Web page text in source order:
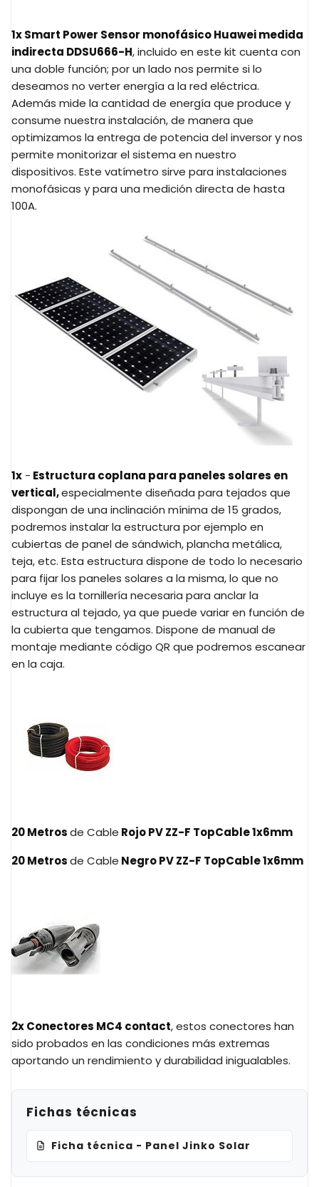
1x Smart Power Sensor monofásico Huawei medida
indirecta DDSU666-H, incluido en este kit cuenta con
una doble función; por un lado nos permite si lo
deseamos no verter energía a la red eléctrica.
Además mide la cantidad de energía que produce y
consume nuestra instalación, de manera que
optimizamos la entrega de potencia del inversor y nos
permite monitorizar el sistema en nuestro
dispositivos. Este vatímetro sirve para instalaciones
monofásicas y para una medición directa de hasta
100A.
1x - Estructura coplana para paneles solares en
vertical,especialmente diseñada para tejados que
dispongan de una inclinación mínima de 15 grados,
podremos instalar la estructura por ejemplo en
cubiertas de panel de sándwich, plancha metálica,
teja, etc. Esta estructura dispone de todo lo necesario
para fijar los paneles solares a la misma, lo que no
incluye es la tornillería necesaria para anclar la
estructura al tejado, ya que puede variar en función de
la cubierta que tengamos. Dispone de manual de
montaje mediante código QR que podremos escanear
en la caja.
20 Metrosde Cable Rojo PV ZZ-F TopCable 1x6mm
20 Metrosde Cable Negro PV ZZ-F TopCable 1x6mm
2x Conectores MC4 contact, estos conectores han
sido probados en las condiciones más extremas
aportando un rendimiento y durabilidad inigualables.
Fichas técnicas
Ficha técnica - Panel Jinko Solar